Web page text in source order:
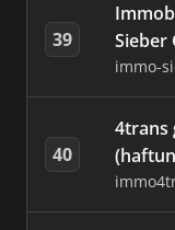
39
Sieber
immo-
40
4trans